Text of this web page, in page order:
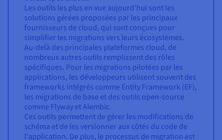
Les outils les plus en vue aujourd'hui sont les
solutions gérées proposées par les principaux
fournisseurs de cloud, qui sont conçues pour
simplifier les migrations vers leurs écosystèmes.
Au-delà des principales plateformes cloud, de
nombreux autres outils remplissent des rôles
spécifiques. Pour les migrations pilotées par les
applications, les développeurs utilisent souvent des
frameworks intégrés comme Entity Framework (EF),
les migrations de base et des outils open-source
comme Flyway et Alembic.
Ces outils permettent de gérer les modifications de
schéma et de les versionner aux côtés du code de
l'application. De plus, le processus de migration est